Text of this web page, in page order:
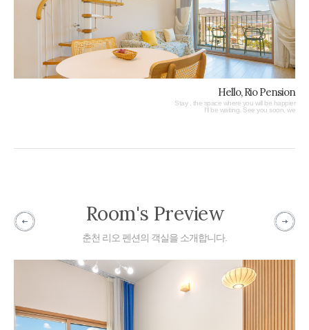
Hello, Rio Pension
Stay , the space where you will be happier
I'll be waiting. See you soon, we
Room's Preview
춘천 리오 펜션의 객실을 소개합니다.